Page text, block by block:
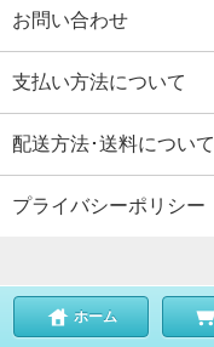
お問い合わせ
支払い方法について
配送方法･送料について
プライバシーポリシー
ホーム